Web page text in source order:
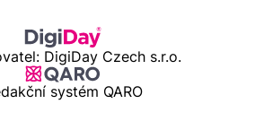
DigiDay Czech s.r.o.
systém QARO